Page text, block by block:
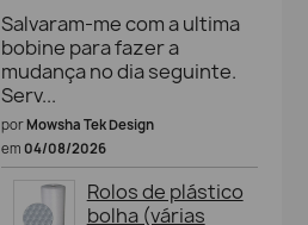
Salvaram-me com a ultima
bobine para fazer a
mudança no dia seguinte.
Serv...
porMowsha Tek Design
em 04/08/2026
Rolos de plástico
bolha (várias